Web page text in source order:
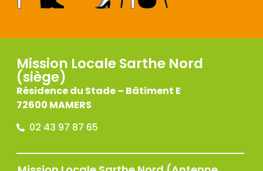
Mission Locale Sarthe Nord
(siège)
Résidence du Stade – Bâtiment E
72600 MAMERS
02 43 97 87 65